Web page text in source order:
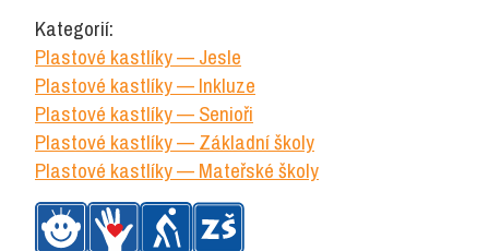
400
mm,
modrá
množství
Kategorií:
Plastové kastlíky — Jesle
Plastové kastlíky — Inkluze
Plastové kastlíky — Senioři
Plastové kastlíky — Základní školy
Plastové kastlíky — Mateřské školy